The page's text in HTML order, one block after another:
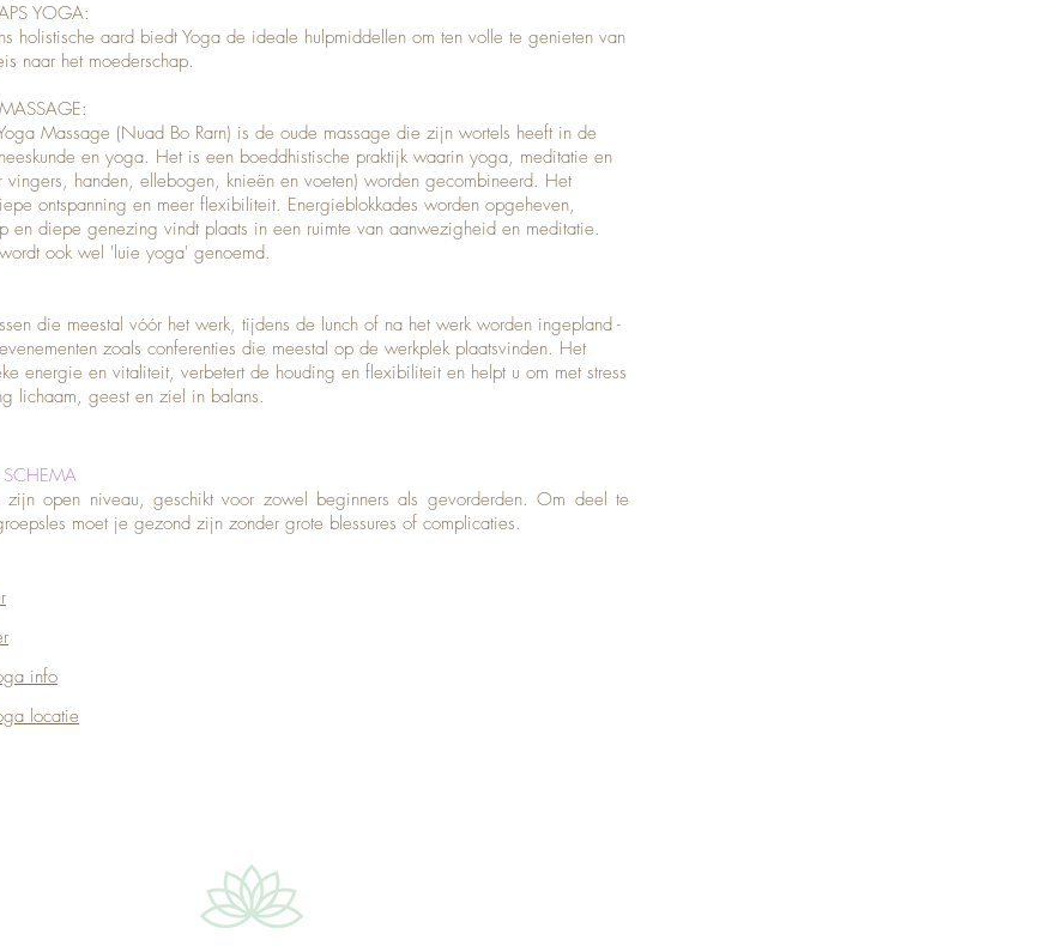
YOGA:
holistische aard biedt Yoga de ideale hulpmiddellen om ten volle te genieten van
naar het moederschap.
:
Massage (Nuad Bo Rarn) is de oude massage die zijn wortels heeft in de
en yoga. Het is een boeddhistische praktijk waarin yoga, meditatie en
vingers, handen, ellebogen, knieën en voeten) worden gecombineerd. Het
ontspanning en meer flexibiliteit. Energieblokkades worden opgeheven,
en diepe genezing vindt plaats in een ruimte van aanwezigheid en meditatie.
ook wel 'luie yoga' genoemd.
die meestal vóór het werk, tijdens de lunch of na het werk worden ingepland -
zoals conferenties die meestal op de werkplek plaatsvinden. Het
energie en vitaliteit, verbetert de houding en flexibiliteit en helpt u om met stress
lichaam, geest en ziel in balans.
SCHEMA
zijn open niveau, geschikt voor zowel beginners als gevorderden. Om deel te
moet je gezond zijn zonder grote blessures of complicaties.
info
locatie